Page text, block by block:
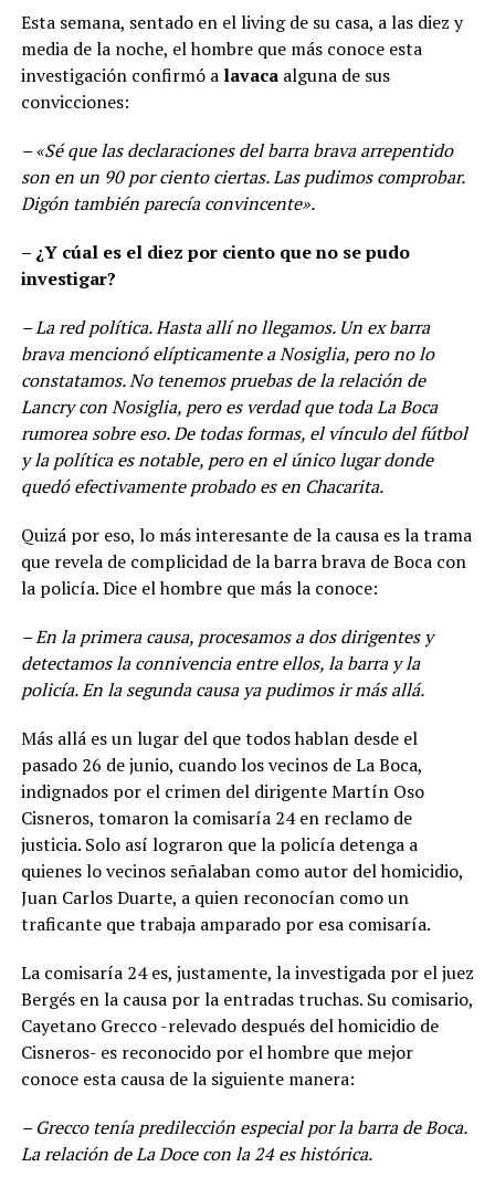
Esta semana, sentado en el living de su casa, a las diez y
media de la noche, el hombre que más conoce esta
investigación confirmó a lavacaalguna de sus
convicciones:
– «Sé que las declaraciones del barra brava arrepentido
son en un 90 por ciento ciertas. Las pudimos comprobar.
Digón también parecía convincente».
– ¿Y cúal es el diez por ciento que no se pudo
investigar?
– La red política. Hasta allí no llegamos. Un ex barra
brava mencionó elípticamente a Nosiglia, pero no lo
constatamos. No tenemos pruebas de la relación de
Lancry con Nosiglia, pero es verdad que toda La Boca
rumorea sobre eso. De todas formas, el vínculo del fútbol
y la política es notable, pero en el único lugar donde
quedó efectivamente probado es en Chacarita.
Quizá por eso, lo más interesante de la causa es la trama
que revela de complicidad de la barra brava de Boca con
la policía. Dice el hombre que más la conoce:
– En la primera causa, procesamos a dos dirigentes y
detectamos la connivencia entre ellos, la barra y la
policía. En la segunda causa ya pudimos ir más allá.
Más allá es un lugar del que todos hablan desde el
pasado 26 de junio, cuando los vecinos de La Boca,
indignados por el crimen del dirigente Martín Oso
Cisneros, tomaron la comisaría 24 en reclamo de
justicia. Solo así lograron que la policía detenga a
quienes lo vecinos señalaban como autor del homicidio,
Juan Carlos Duarte, a quien reconocían como un
traficante que trabaja amparado por esa comisaría.
La comisaría 24 es, justamente, la investigada por el juez
Bergés en la causa por la entradas truchas. Su comisario,
Cayetano Grecco -relevado después del homicidio de
Cisneros- es reconocido por el hombre que mejor
conoce esta causa de la siguiente manera:
– Grecco tenía predilección especial por la barra de Boca.
La relación de La Doce con la 24 es histórica.